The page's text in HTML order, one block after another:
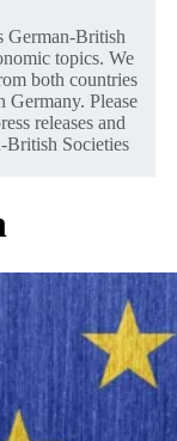
German-British
topics. We
both countries
Germany. Please
releases and
British Societies